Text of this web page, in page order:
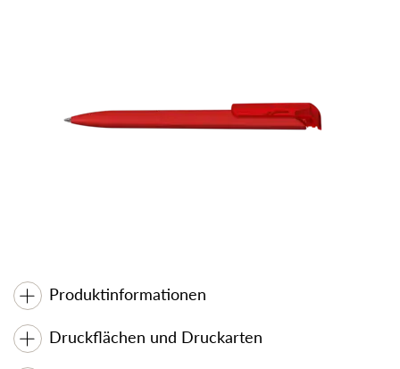
Produktinformationen
Druckflächen und Druckarten